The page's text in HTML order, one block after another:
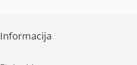
Informacija